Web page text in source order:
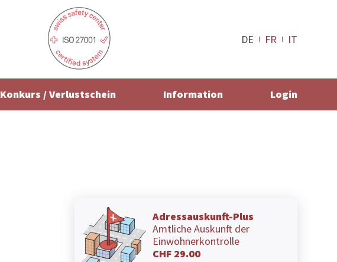
DE FR IT
Konkurs / Verlustschein Information Login
Adressauskunft-Plus
Amtliche Auskunft der
Einwohnerkontrolle
CHF 29.00